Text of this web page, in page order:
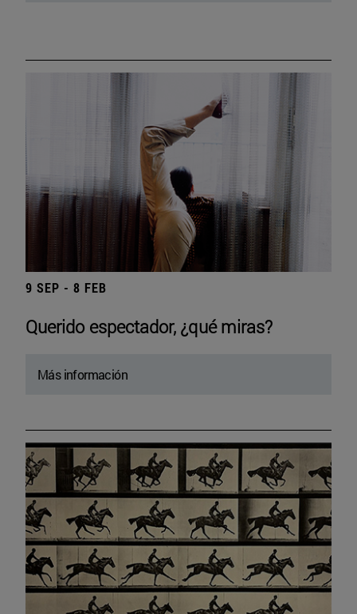
9 SEP - 8 FEB
Querido espectador, ¿qué miras?
Más información